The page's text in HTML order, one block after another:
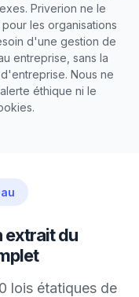
Priverion ne le
les organisations
d'une gestion de
entreprise, sans la
Nous ne
éthique ni le
extrait du
lois étatiques de